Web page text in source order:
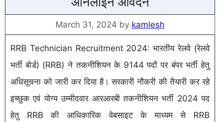
March 31, 2024 by kamlesh
RRB Technician Recruitment 2024: भारतीय रेलवे (रेलवे
भर्ती बोर्ड) (RRB) ने तकनीशियन के 9144 पदों पर बंपर भर्ती हेतु
अधिसूचना को जारी कर दिया है। सरकारी नौकरी की तैयारी कर रहे
इच्छुक एवं योग्य उम्मीदवार आरआरबी तकनीशियन भर्ती 2024 पद
हेतु RRB की आधिकारिक वेबसाइट के माध्यम से RRB